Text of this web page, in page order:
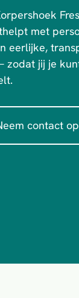
met
eerlijke,
zodat jij je
contact op